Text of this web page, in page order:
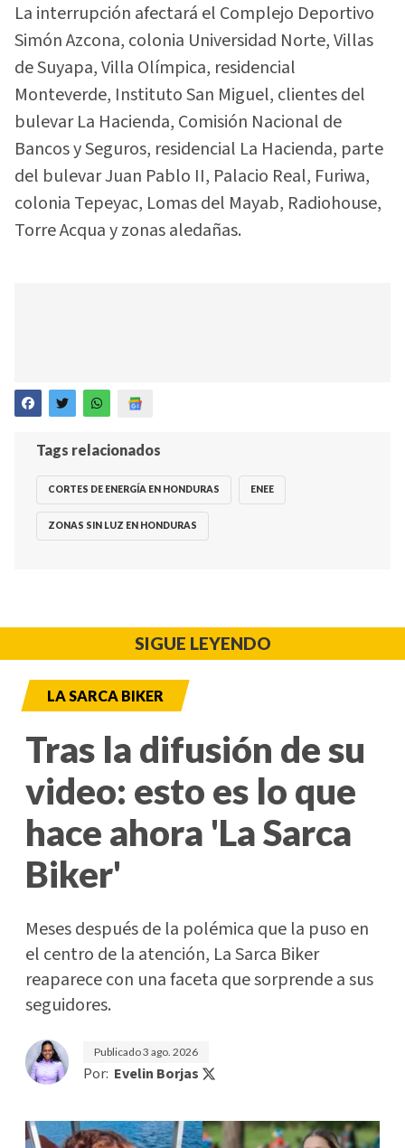
La interrupción afectará el Complejo Deportivo
Simón Azcona, colonia Universidad Norte, Villas
de Suyapa, Villa Olímpica, residencial
Monteverde, Instituto San Miguel, clientes del
bulevar La Hacienda, Comisión Nacional de
Bancos y Seguros, residencial La Hacienda, parte
del bulevar Juan Pablo II, Palacio Real, Furiwa,
colonia Tepeyac, Lomas del Mayab, Radiohouse,
Torre Acqua y zonas aledañas.
Tags relacionados
CORTES DE ENERGÍA EN HONDURAS ENEE
ZONAS SIN LUZ EN HONDURAS
SIGUE LEYENDO
LA SARCA BIKER
Tras la difusión de su
video: esto es lo que
hace ahora 'La Sarca
Biker'
Meses después de la polémica que la puso en
el centro de la atención, La Sarca Biker
reaparece con una faceta que sorprende a sus
seguidores.
Publicado3 ago. 2026
Por: Evelin Borjas